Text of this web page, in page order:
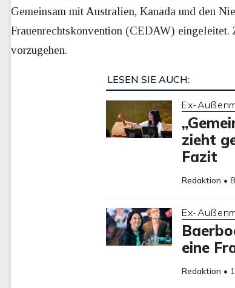
Gemeinsam mit Australien, Kanada und den
Frauenrechtskonvention (CEDAW) eingeleitet.
vorzugehen.
LESEN SIE AUCH:
Ex-
zieht
Fazit
Redaktion •
Ex-
eine
Redaktion •